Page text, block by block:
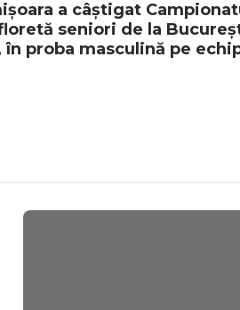
a câștigat
seniori de la
în proba masculină pe